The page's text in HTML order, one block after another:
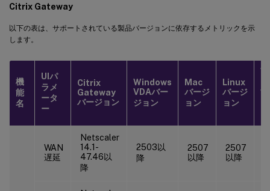
Citrix Gateway
以下の表は、サポートされている製品バージョンに依存するメトリックを示
します。
機
能
名
UIパ
ラメ
ータ
ー
Citrix
Gateway
バージョン
Windows
VDAバー
ジョン
Mac
バージ
ョン
Linux
バージ
ョン
WAN
遅延
Netscaler
14.1-
47.46以
降
2503以
降
2507
以降
2507
以降